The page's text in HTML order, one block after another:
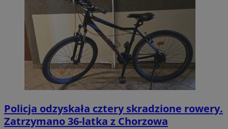
Policja odzyskała cztery skradzione rowery.
Zatrzymano 36-latka z Chorzowa